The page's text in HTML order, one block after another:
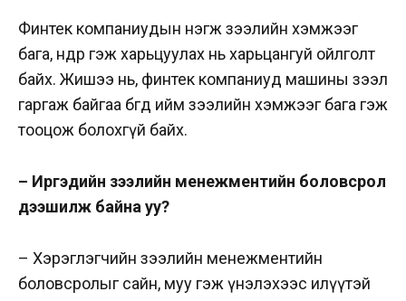
Финтек компаниудын нэгж зээлийн хэмжээг
бага, өндөр гэж харьцуулах нь харьцангуй ойлголт
байх. Жишээ нь, финтек компаниуд машины зээл
гаргаж байгаа бөгөөд ийм зээлийн хэмжээг бага гэж
тооцож болохгүй байх.
– Иргэдийн зээлийн менежментийн боловсрол
дээшилж байна уу?
– Хэрэглэгчийн зээлийн менежментийн
боловсролыг сайн, муу гэж үнэлэхээс илүүтэй